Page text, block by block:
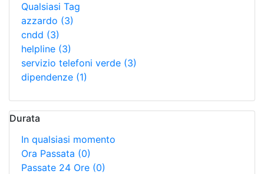
Qualsiasi Tag
azzardo (3)
cndd (3)
helpline (3)
servizio telefoni verde (3)
dipendenze (1)
Durata
In qualsiasi momento
Ora Passata (0)
Passate 24 Ore (0)